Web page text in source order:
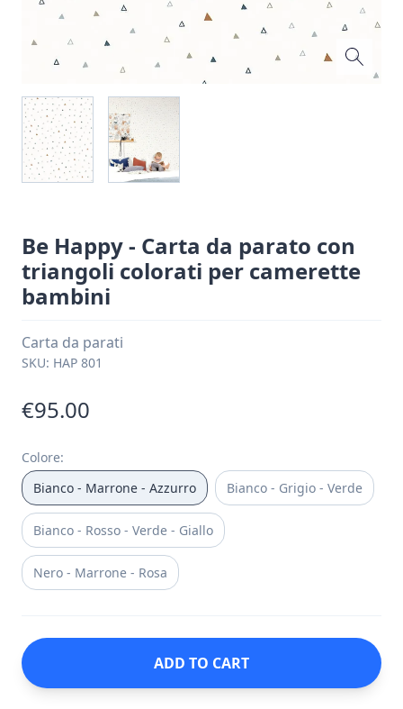
Be Happy - Carta da parato con
triangoli colorati per camerette
bambini
Carta da parati
SKU: HAP 801
€95.00
Colore:
Bianco - Marrone - Azzurro
Bianco - Grigio - Verde
Bianco - Rosso - Verde - Giallo
Nero - Marrone - Rosa
ADD TO CART